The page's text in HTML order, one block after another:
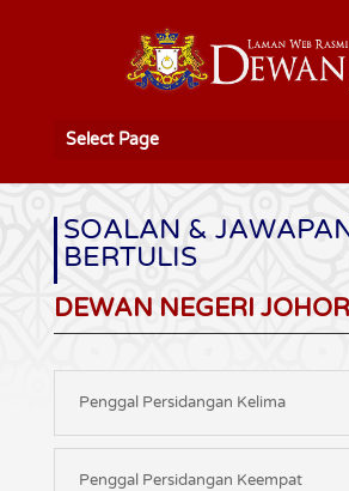
Select Page
SOALAN &
BERTULIS
DEWAN NEGERI
Penggal Persidangan Kelima
Penggal Persidangan Keempat